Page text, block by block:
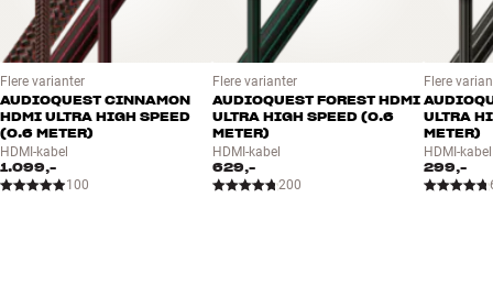
garanteret også en løsning, der passer til dit behov og dit anlæg.
OBS: HiFi Klubben kan levere hele sortimentet fra AudioQuest.
Kontakt din butik, hvis du er interesseret i et specialprodukt, som
ikke er vist på vores hjemmeside. Så skaffer vi det hjem til dig.
Mere fra AudioQuest
OBS: HiFi Klubben kan levere hele sortimentet af AudioQuest HDMI-
kabler. Hvis du har behov for meget lange kabeltræk, anbefaler vi
Flere varianter
AUDIOQUEST CINNAMON
HDMI ULTRA HIGH SPEED
(0.6 METER)
HDMI-kabel
1.099,-
100
Flere varianter
AUDIOQUEST FOREST HDMI
ULTRA HIGH SPEED (0.6
METER)
HDMI-kabel
629,-
200
Flere
ULTRA
METER)
HDMI-kabel
299,-